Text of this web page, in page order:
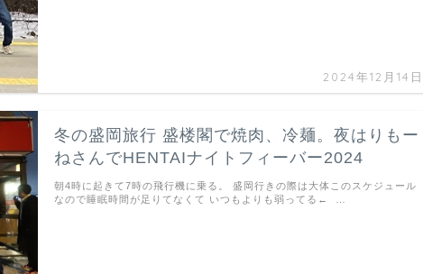
2024年12月14日
冬の盛岡旅行 盛楼閣で焼肉、冷麺。夜はりもー
ねさんでHENTAIナイトフィーバー2024
朝4時に起きて7時の飛行機に乗る。 盛岡行きの際は大体このスケジュール
なので睡眠時間が足りてなくて いつもよりも弱ってる← …